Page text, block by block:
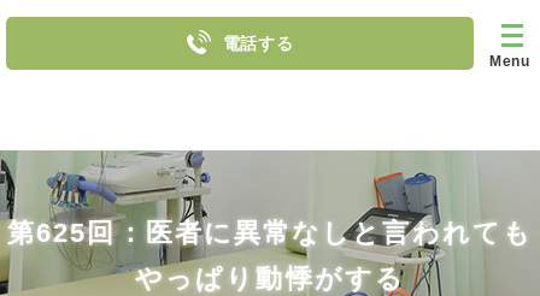
電話する
Menu
第625回：医者に異常なしと言われても
やっぱり動悸がする